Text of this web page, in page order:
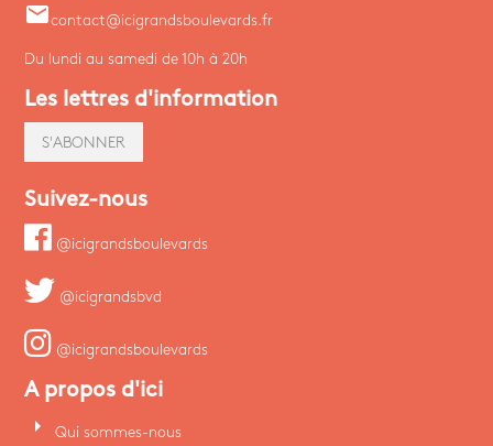
emailcontact@icigrandsboulevards.fr
Du lundi au samedi de 10h à 20h
Les lettres d'information
S'ABONNER
Suivez-nous
@icigrandsboulevards
@icigrandsbvd
@icigrandsboulevards
A propos d'ici
arrow_right Qui sommes-nous